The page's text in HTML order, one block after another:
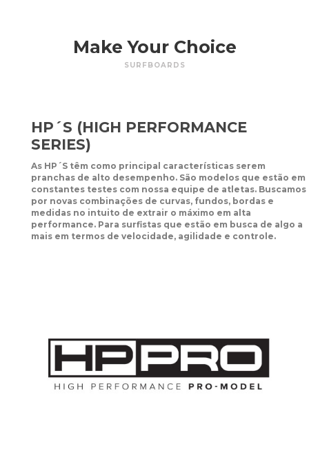
Make Your Choice
SURFBOARDS
HP´S (HIGH PERFORMANCE
SERIES)
As HP´S têm como principal características serem
pranchas de alto desempenho. São modelos que estão em
constantes testes com nossa equipe de atletas. Buscamos
por novas combinações de curvas, fundos, bordas e
medidas no intuito de extrair o máximo em alta
performance. Para surfistas que estão em busca de algo a
mais em termos de velocidade, agilidade e controle.